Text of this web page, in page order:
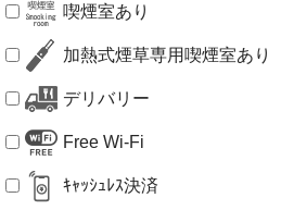
喫煙室あり
加熱式煙草専用喫煙室あり
デリバリー
Free Wi-Fi
ｷｬｯｼｭﾚｽ決済